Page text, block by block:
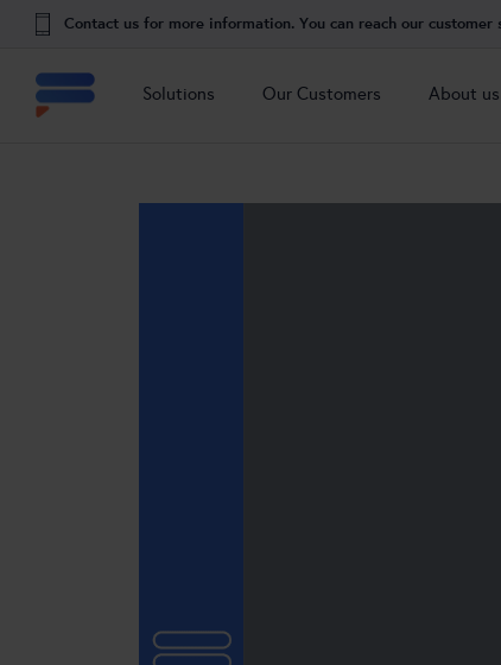
Contact us for more information. You can reach our customer
Solutions
Solutions
Our Customers
Our Customers
About us
About us